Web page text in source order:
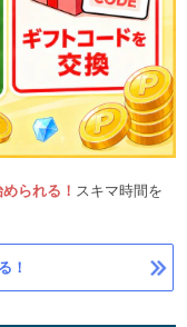
られる！ スキマ時間を
！